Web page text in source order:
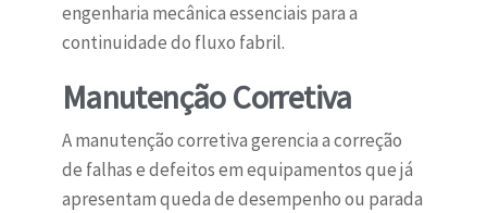
engenharia mecânica essenciais para a
continuidade do fluxo fabril.
Manutenção Corretiva
A manutenção corretiva gerencia a correção
de falhas e defeitos em equipamentos que já
apresentam queda de desempenho ou parada